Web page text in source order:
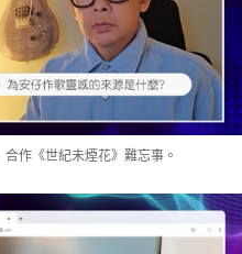
作《世紀未煙花》難忘事。